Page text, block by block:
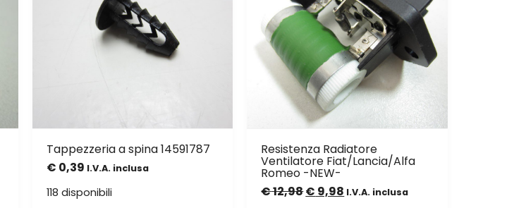
Tappezzeria a spina 14591787
€ 0,39 I.V.A. inclusa
118 disponibili
Resistenza Radiatore
Ventilatore Fiat/Lancia/Alfa
Romeo -NEW-
€12,98€ 9,98 I.V.A. inclusa